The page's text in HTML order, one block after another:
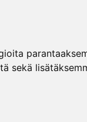
sekä